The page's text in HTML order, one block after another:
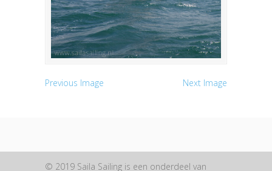
Previous Image Next Image
© 2019 Saila Sailing is een onderdeel van